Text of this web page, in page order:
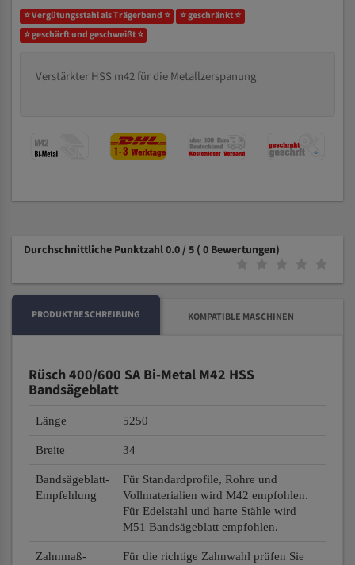
⭐ Vergütungsstahl als Trägerband ⭐
⭐ geschränkt ⭐
⭐ geschärft und geschweißt ⭐
Verstärkter HSS m42 für die Metallzerspanung
Durchschnittliche Punktzahl 0.0 / 5 ( 0 Bewertungen)
PRODUKTBESCHREIBUNG KOMPATIBLE MASCHINEN
Rüsch 400/600 SA Bi-Metal M42 HSS
Bandsägeblatt
Länge 5250
Breite 34
Bandsägeblatt-
Empfehlung
Für Standardprofile, Rohre und
Vollmaterialien wird M42 empfohlen.
Für Edelstahl und harte Stähle wird
M51 Bandsägeblatt empfohlen.
Zahnmaß-
Für die richtige Zahnwahl prüfen Sie